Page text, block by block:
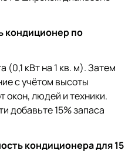
кондиционер по
(0,1 кВт на 1 кв. м). Затем
с учётом высоты
окон, людей и техники.
добавьте 15% запаса
кондиционера для 15